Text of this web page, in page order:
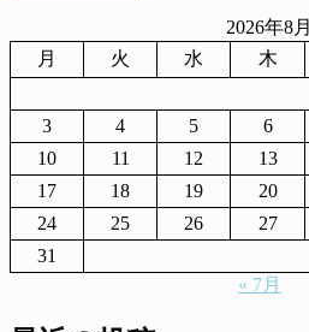
2026年8月
月
火 水 木
3
4 5 6
10
11 12 13
17
18 19 20
24
25 26 27
31
« 7月